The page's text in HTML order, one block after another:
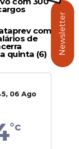
com
de
quinta (6)
06 Ago
°c
Newsletter